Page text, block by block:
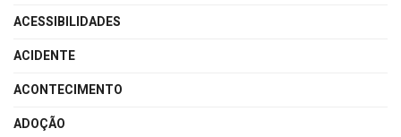
ACESSIBILIDADES
ACIDENTE
ACONTECIMENTO
ADOÇÃO